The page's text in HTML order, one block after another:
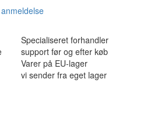
Specialiseret forhandler
support før og efter køb
Varer på EU-lager
vi sender fra eget lager